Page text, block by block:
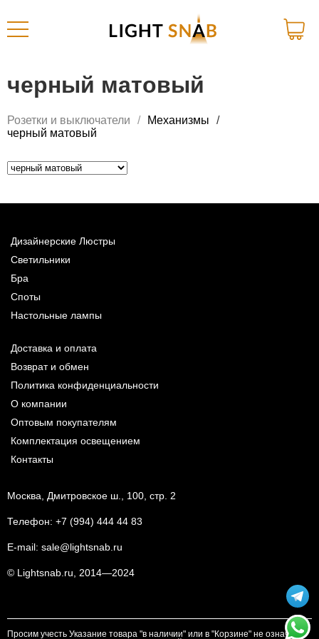
черный матовый
Розетки и выключатели
Механизмы
черный матовый
Дизайнерские Люстры
Светильники
Бра
Споты
Настольные лампы
Доставка и оплата
Возврат и обмен
Политика конфиденциальности
О компании
Оптовым покупателям
Комплектация освещением
Контакты
Москва, Дмитровское ш., 100, стр. 2
Телефон: +7 (994) 444 44 83
E-mail: sale@lightsnab.ru
© Lightsnab.ru, 2014—2024
Просим учесть Указание товара "в наличии" или в "Корзине" не означает